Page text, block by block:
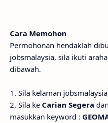
Cara Memohon
Permohonan hendaklah
jobsmalaysia, sila ikuti
dibawah.
1. Sila kelaman
2. Sila ke Carian Segera
masukkan keyword :